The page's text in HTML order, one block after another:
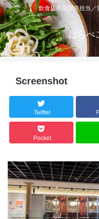
飲食店商品開発担当／
はらぺ
Screenshot
Twitter
Pocket